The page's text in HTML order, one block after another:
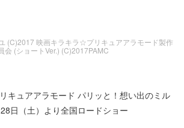
(C)2017 映画キラキラ☆プリキュアアラモード製作
会 (ショートVer.) (C)2017PAMC
キュアアラモード パリッと！想い出のミル
日（土）より全国ロードショー